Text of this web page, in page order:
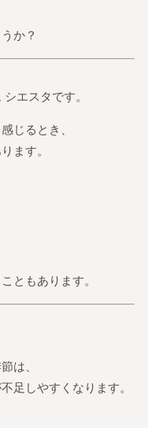
か？
エスタです。
じるとき、
ます。
ともあります。
は、
足しやすくなります。